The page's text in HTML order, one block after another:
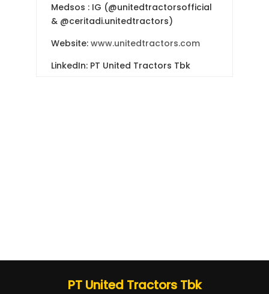
Medsos : IG (@unitedtractorsofficial
& @ceritadi.unitedtractors)
Website: www.unitedtractors.com
LinkedIn: PT United Tractors Tbk
PT United Tractors Tbk